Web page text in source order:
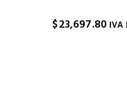
$23,697.80 IVA